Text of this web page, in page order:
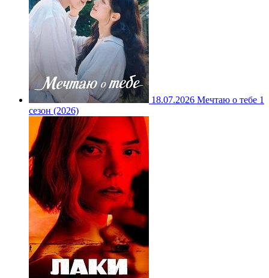
18.07.2026 Мечтаю о тебе 1
сезон (2026)